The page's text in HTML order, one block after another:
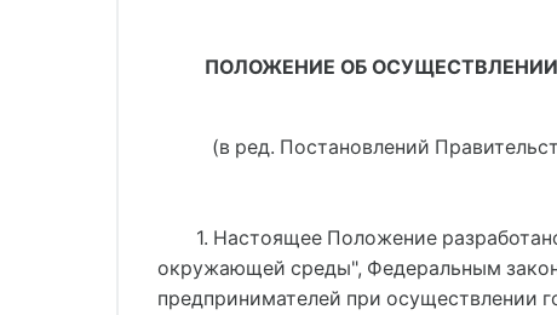
ПОЛОЖЕНИЕ ОБ ОСУЩЕСТВЛЕНИИ
(в ред. Постановлений
1. Настоящее Положение
окружающей среды", Федеральным
предпринимателей при осуществлении